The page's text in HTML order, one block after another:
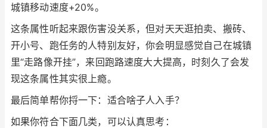
城镇移动速度+20%。
这条属性听起来跟伤害没关系，但对天天逛拍卖、搬砖、
开小号、跑任务的人特别友好，你会明显感觉自己在城镇
里“走路像开挂”，来回跑路速度大大提高，时刻久了会发
现这条属性其实很上瘾。
最后简单帮你捋一下：适合啥子人入手？
如果你符合下面几类，可以认真思考：